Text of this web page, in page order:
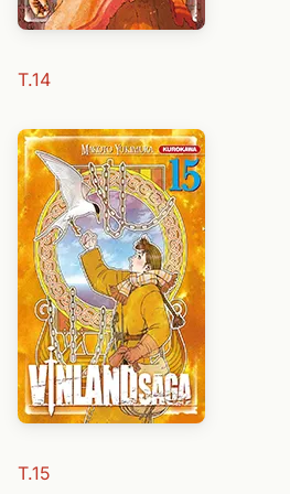
T.14
T.15